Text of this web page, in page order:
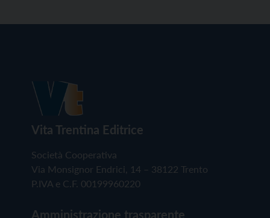
Vita Trentina Editrice
Società Cooperativa
Via Monsignor Endrici, 14 – 38122 Trento
P.IVA e C.F. 00199960220
Amministrazione trasparente